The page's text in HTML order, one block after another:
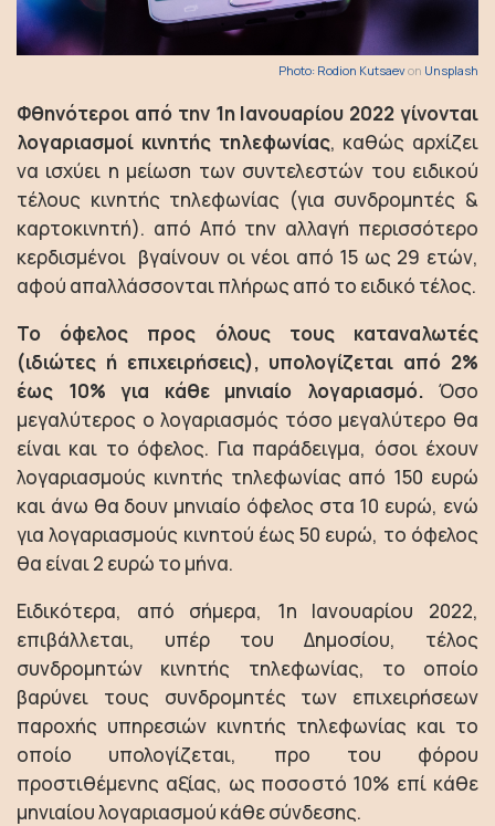
Photo: Rodion Kutsaevon Unsplash
Φθηνότεροι από την 1η Ιανουαρίου 2022 γίνονται
λογαριασμοί κινητής τηλεφωνίας, καθώς αρχίζει
να ισχύει η μείωση των συντελεστών του ειδικού
τέλους κινητής τηλεφωνίας (για συνδρομητές &
καρτοκινητή). από Από την αλλαγή περισσότερο
κερδισμένοι βγαίνουν οι νέοι από 15 ως 29 ετών,
αφού απαλλάσσονται πλήρως από το ειδικό τέλος.
Το όφελος προς όλους τους καταναλωτές
(ιδιώτες ή επιχειρήσεις), υπολογίζεται από 2%
έως 10% για κάθε μηνιαίο λογαριασμό. Όσο
μεγαλύτερος ο λογαριασμός τόσο μεγαλύτερο θα
είναι και το όφελος. Για παράδειγμα, όσοι έχουν
λογαριασμούς κινητής τηλεφωνίας από 150 ευρώ
και άνω θα δουν μηνιαίο όφελος στα 10 ευρώ, ενώ
για λογαριασμούς κινητού έως 50 ευρώ, το όφελος
θα είναι 2 ευρώ το μήνα.
Ειδικότερα, από σήμερα, 1η Ιανουαρίου 2022,
επιβάλλεται, υπέρ του Δημοσίου, τέλος
συνδρομητών κινητής τηλεφωνίας, το οποίο
βαρύνει τους συνδρομητές των επιχειρήσεων
παροχής υπηρεσιών κινητής τηλεφωνίας και το
οποίο υπολογίζεται, προ του φόρου
προστιθέμενης αξίας, ως ποσοστό 10% επί κάθε
μηνιαίου λογαριασμού κάθε σύνδεσης.